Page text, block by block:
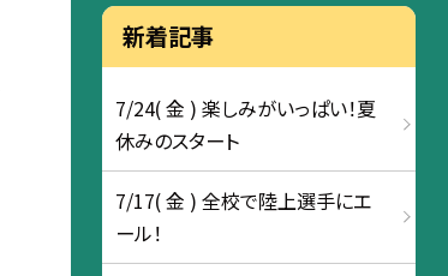
新着記事
7/24( 金 ) 楽しみがいっぱい！夏
休みのスタート
7/17( 金 ) 全校で陸上選手にエ
ール！